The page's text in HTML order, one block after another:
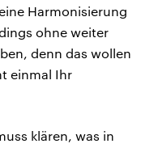
Harmonisierung
ohne weiter
denn das wollen
einmal Ihr
klären, was in